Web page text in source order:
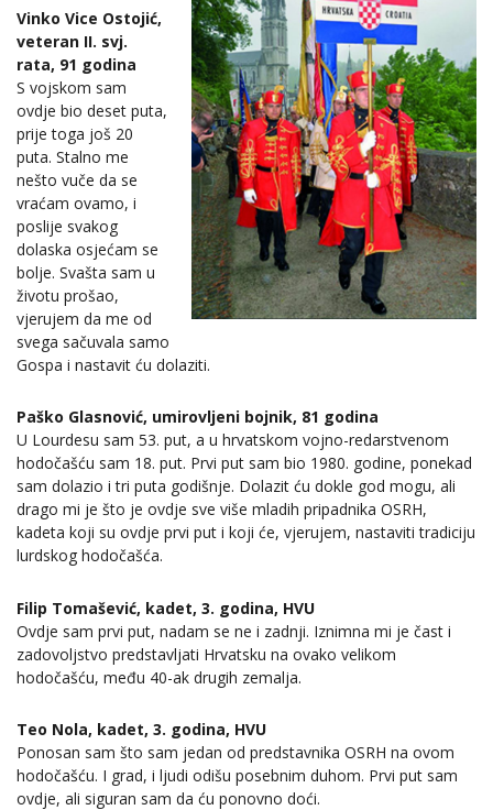
Vinko Vice Ostojić,
veteran II. svj.
rata, 91 godina
S vojskom sam
ovdje bio deset puta,
prije toga još 20
puta. Stalno me
nešto vuče da se
vraćam ovamo, i
poslije svakog
dolaska osjećam se
bolje. Svašta sam u
životu prošao,
vjerujem da me od
svega sačuvala samo
Gospa i nastavit ću dolaziti.
Paško Glasnović, umirovljeni bojnik, 81 godina
U Lourdesu sam 53. put, a u hrvatskom vojno-redarstvenom
hodočašću sam 18. put. Prvi put sam bio 1980. godine, ponekad
sam dolazio i tri puta godišnje. Dolazit ću dokle god mogu, ali
drago mi je što je ovdje sve više mladih pripadnika OSRH,
kadeta koji su ovdje prvi put i koji će, vjerujem, nastaviti tradiciju
lurdskog hodočašća.
Filip Tomašević, kadet, 3. godina, HVU
Ovdje sam prvi put, nadam se ne i zadnji. Iznimna mi je čast i
zadovoljstvo predstavljati Hrvatsku na ovako velikom
hodočašću, među 40-ak drugih zemalja.
Teo Nola, kadet, 3. godina, HVU
Ponosan sam što sam jedan od predstavnika OSRH na ovom
hodočašću. I grad, i ljudi odišu posebnim duhom. Prvi put sam
ovdje, ali siguran sam da ću ponovno doći.